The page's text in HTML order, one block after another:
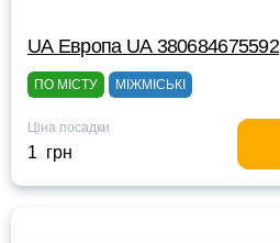
UА Европа UА 380684675592
ПО МІСТУ МІЖМІСЬКІ
Ціна посадки
1 грн